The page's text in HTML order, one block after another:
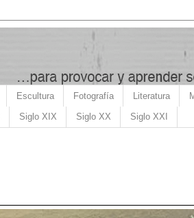
Escultura Fotografía Literatura
Siglo XIX Siglo XX Siglo XXI